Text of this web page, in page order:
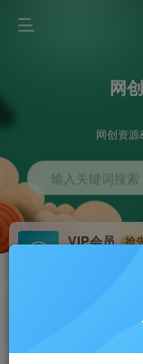
网
网创资
输入关键词搜索
VIP会员
抢
会员专属推